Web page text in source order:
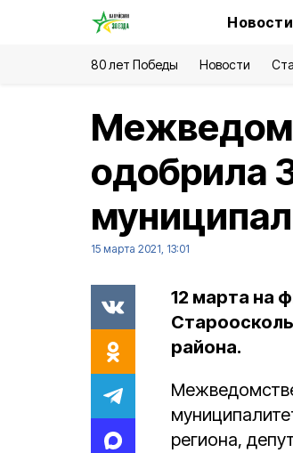
80 лет Победы Новости
одобрила
15 марта 2021, 13:01
12 марта на
района.
региона,